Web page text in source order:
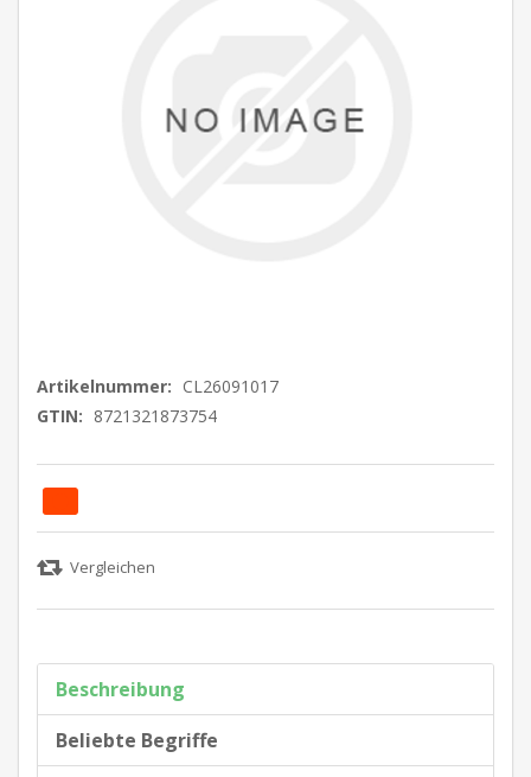
Artikelnummer: CL26091017
GTIN: 8721321873754
Beschreibung
Beliebte Begriffe